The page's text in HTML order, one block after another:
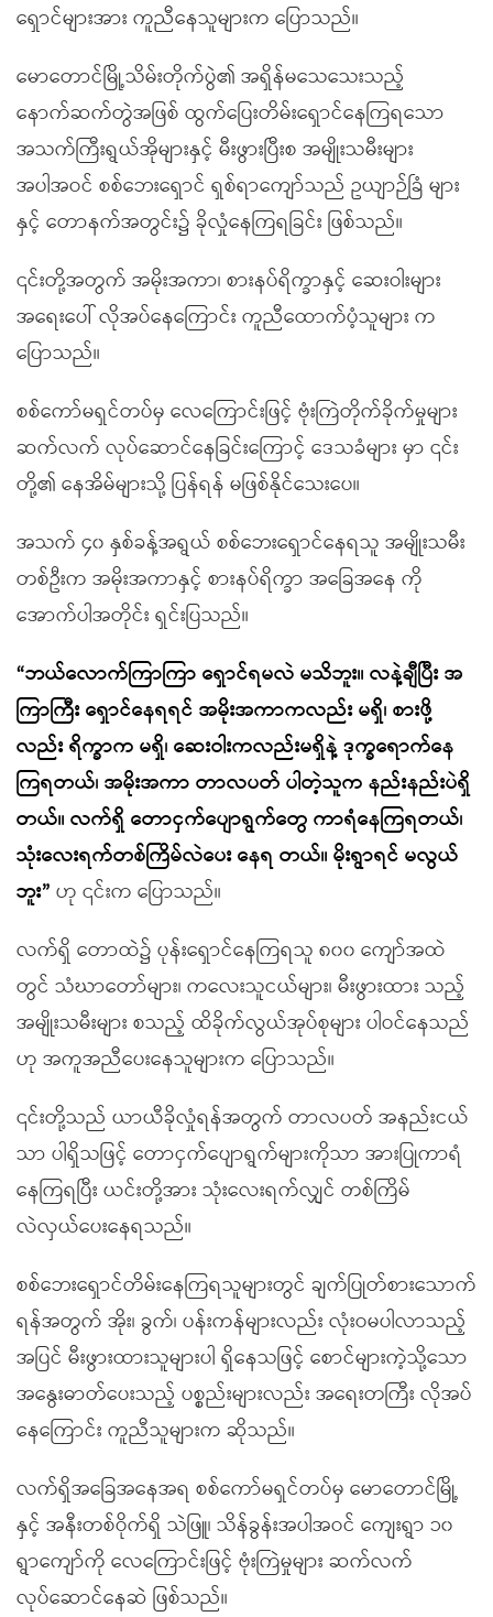
ရှောင်များအား ကူညီနေသူများက ပြောသည်။
မောတောင်မြို့သိမ်းတိုက်ပွဲ၏ အရှိန်မသေသေးသည့်
နောက်ဆက်တွဲအဖြစ် ထွက်ပြေးတိမ်းရှောင်နေကြရသော
အသက်ကြီးရွယ်အိုများနှင့် မီးဖွားပြီးစ အမျိုးသမီးများ
အပါအဝင် စစ်ဘေးရှောင် ရှစ်ရာကျော်သည် ဥယျာဉ်ခြံ များ
နှင့် တောနက်အတွင်း၌ ခိုလှုံနေကြရခြင်း ဖြစ်သည်။
၎င်းတို့အတွက် အမိုးအကာ၊ စားနပ်ရိက္ခာနှင့် ဆေးဝါးများ
အရေးပေါ် လိုအပ်နေကြောင်း ကူညီထောက်ပံ့သူများ က
ပြောသည်။
စစ်ကော်မရှင်တပ်မှ လေကြောင်းဖြင့် ဗုံးကြဲတိုက်ခိုက်မှုများ
ဆက်လက် လုပ်ဆောင်နေခြင်းကြောင့် ဒေသခံများ မှာ ၎င်း
တို့၏ နေအိမ်များသို့ ပြန်ရန် မဖြစ်နိုင်သေးပေ။
အသက် ၄၀ နှစ်ခန့်အရွယ် စစ်ဘေးရှောင်နေရသူ အမျိုးသမီး
တစ်ဦးက အမိုးအကာနှင့် စားနပ်ရိက္ခာ အခြေအနေ ကို
အောက်ပါအတိုင်း ရှင်းပြသည်။
“ဘယ်လောက်ကြာကြာ ရှောင်ရမလဲ မသိဘူး။ လနဲ့ချီပြီး အ
ကြာကြီး ရှောင်နေရရင် အမိုးအကာကလည်း မရှိ၊ စားဖို့
လည်း ရိက္ခာက မရှိ၊ ဆေးဝါးကလည်းမရှိနဲ့ ဒုက္ခရောက်နေ
ကြရတယ်၊ အမိုးအကာ တာလပတ် ပါတဲ့သူက နည်းနည်းပဲရှိ
တယ်။ လက်ရှိ တောငှက်ပျောရွက်တွေ ကာရံနေကြရတယ်၊
သုံးလေးရက်တစ်ကြိမ်လဲပေး နေရ တယ်။ မိုးရွာရင် မလွယ်
ဘူး” ဟု ၎င်းက ပြောသည်။
လက်ရှိ တောထဲ၌ ပုန်းရှောင်နေကြရသူ ၈၀၀ ကျော်အထဲ
တွင် သံဃာတော်များ၊ ကလေးသူငယ်များ၊ မီးဖွားထား သည့်
အမျိုးသမီးများ စသည့် ထိခိုက်လွယ်အုပ်စုများ ပါဝင်နေသည်
ဟု အကူအညီပေးနေသူများက ပြောသည်။
၎င်းတို့သည် ယာယီခိုလှုံရန်အတွက် တာလပတ် အနည်းငယ်
သာ ပါရှိသဖြင့် တောငှက်ပျောရွက်များကိုသာ အားပြုကာရံ
နေကြရပြီး ယင်းတို့အား သုံးလေးရက်လျှင် တစ်ကြိမ်
လဲလှယ်ပေးနေရသည်။
စစ်ဘေးရှောင်တိမ်းနေကြရသူများတွင် ချက်ပြုတ်စားသောက်
ရန်အတွက် အိုး၊ ခွက်၊ ပန်းကန်များလည်း လုံးဝမပါလာသည့်
အပြင် မီးဖွားထားသူများပါ ရှိနေသဖြင့် စောင်များကဲ့သို့သော
အနွေးဓာတ်ပေးသည့် ပစ္စည်းများလည်း အရေးတကြီး လိုအပ်
နေကြောင်း ကူညီသူများက ဆိုသည်။
လက်ရှိအခြေအနေအရ စစ်ကော်မရှင်တပ်မှ မောတောင်မြို့
နှင့် အနီးတစ်ဝိုက်ရှိ သဲဖြူ၊ သိန်ခွန်းအပါအဝင် ကျေးရွာ ၁၀
ရွာကျော်ကို လေကြောင်းဖြင့် ဗုံးကြဲမှုများ ဆက်လက်
လုပ်ဆောင်နေဆဲ ဖြစ်သည်။